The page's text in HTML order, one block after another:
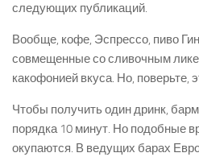
следующих публикаций.
Вообще, кофе, Эспрессо, пиво
совмещенные со сливочным
какофонией вкуса. Но, поверьте,
Чтобы получить один дринк,
порядка 10 минут. Но подобные
окупаются. В ведущих барах